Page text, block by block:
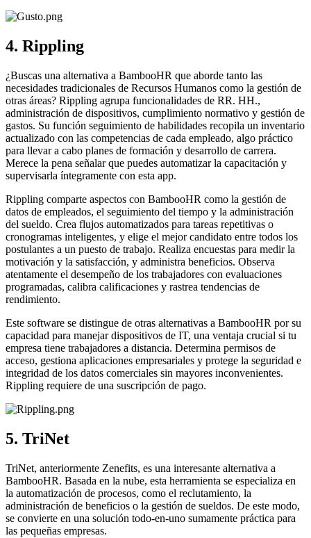
4. Rippling
¿Buscas una alternativa a BambooHR que aborde tanto las
necesidades tradicionales de Recursos Humanos como la gestión de
otras áreas? Rippling agrupa funcionalidades de RR. HH.,
administración de dispositivos, cumplimiento normativo y gestión de
gastos. Su función seguimiento de habilidades recopila un inventario
actualizado con las competencias de cada empleado, algo práctico
para llevar a cabo planes de formación y desarrollo de carrera.
Merece la pena señalar que puedes automatizar la capacitación y
supervisarla íntegramente con esta app.
Rippling comparte aspectos con BambooHR como la gestión de
datos de empleados, el seguimiento del tiempo y la administración
del sueldo. Crea flujos automatizados para tareas repetitivas o
cronogramas inteligentes, y elige el mejor candidato entre todos los
postulantes a un puesto de trabajo. Realiza encuestas para medir la
motivación y la satisfacción, y administra beneficios. Observa
atentamente el desempeño de los trabajadores con evaluaciones
programadas, calibra calificaciones y rastrea tendencias de
rendimiento.
Este software se distingue de otras alternativas a BambooHR por su
capacidad para manejar dispositivos de IT, una ventaja crucial si tu
empresa tiene trabajadores a distancia. Determina permisos de
acceso, gestiona aplicaciones empresariales y protege la seguridad e
integridad de los datos comerciales sin mayores inconvenientes.
Rippling requiere de una suscripción de pago.
5. TriNet
TriNet, anteriormente Zenefits, es una interesante alternativa a
BambooHR. Basada en la nube, esta herramienta se especializa en
la automatización de procesos, como el reclutamiento, la
administración de beneficios o la gestión de sueldos. De este modo,
se convierte en una solución todo-en-uno sumamente práctica para
las pequeñas empresas.